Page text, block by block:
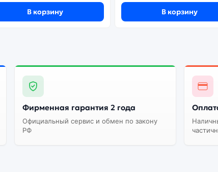
В корзину В корзину
Фирменная гарантия 2 года
Официальный сервис и обмен по закону
РФ